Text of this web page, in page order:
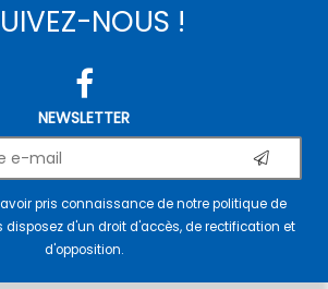
NOUS !
NEWSLETTER
pris connaissance de notrepolitique de
disposez d'un droit d'accès, de rectification et
d'opposition.